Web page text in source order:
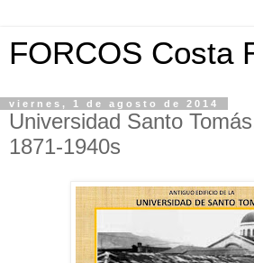
FORCOS Costa
viernes, 1 de agosto de 2014
Universidad Santo
1871-1940s